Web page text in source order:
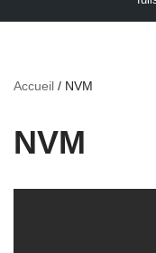
Accueil / NVM
NVM